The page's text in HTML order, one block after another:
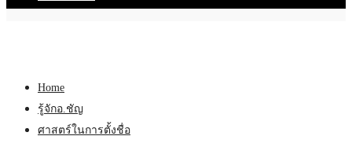
Home
รู้จักอ.ชัญ
ศาสตร์ในการตั้งชื่อ